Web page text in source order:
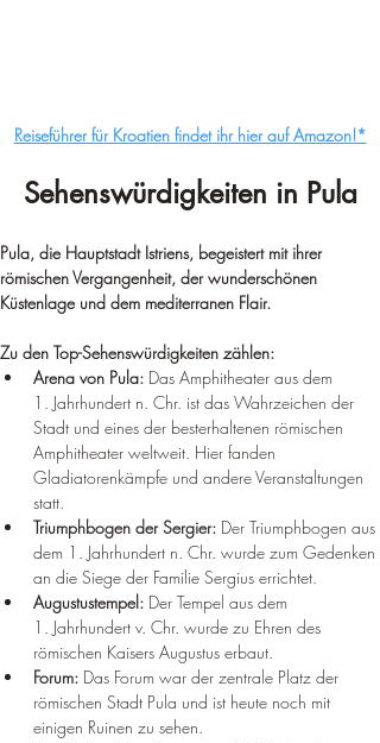
Reiseführer für Kroatien findet ihr hier auf Amazon!*
Sehenswürdigkeiten in Pula
Pula, die Hauptstadt Istriens, begeistert mit ihrer
römischen Vergangenheit, der wunderschönen
Küstenlage und dem mediterranen Flair.
Zu den Top-Sehenswürdigkeiten zählen:
Arena von Pula: Das Amphitheater aus dem
1. Jahrhundert n. Chr. ist das Wahrzeichen der
Stadt und eines der besterhaltenen römischen
Amphitheater weltweit. Hier fanden
Gladiatorenkämpfe und andere Veranstaltungen
statt.
Triumphbogen der Sergier: Der Triumphbogen aus
dem 1. Jahrhundert n. Chr. wurde zum Gedenken
an die Siege der Familie Sergius errichtet.
Augustustempel: Der Tempel aus dem
1. Jahrhundert v. Chr. wurde zu Ehren des
römischen Kaisers Augustus erbaut.
Forum: Das Forum war der zentrale Platz der
römischen Stadt Pula und ist heute noch mit
einigen Ruinen zu sehen.